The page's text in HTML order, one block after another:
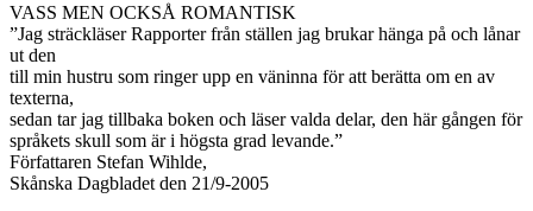
VASS MEN OCKSÅ ROMANTISK
”Jag sträckläser Rapporter från ställen jag brukar hänga på och lånar
ut den
till min hustru som ringer upp en väninna för att berätta om en av
texterna,
sedan tar jag tillbaka boken och läser valda delar, den här gången för
språkets skull som är i högsta grad levande.”
Författaren Stefan Wihlde,
Skånska Dagbladet den 21/9-2005